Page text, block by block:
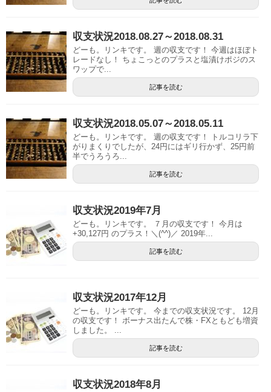
収支状況2018.08.27～2018.08.31
どーも。リンキです。 週の収支です！ 今週はほぼト
レードなし！ ちょこっとのプラスと塩漬けポジのス
ワップで...
記事を読む
収支状況2018.05.07～2018.05.11
どーも。リンキです。 週の収支です！ トルコリラ下
がりまくりでしたが、24円にはギリ行かず、25円前
半でうろうろ...
記事を読む
収支状況2019年7月
どーも。リンキです。 ７月の収支です！ 今月は
+30,127円 のプラス！＼(^^)／ 2019年...
記事を読む
収支状況2017年12月
どーも。リンキです。 今までの収支状況です。 12月
の収支です！ ボーナス出たんで株・FXともども増資
しました。 ...
記事を読む
収支状況2018年8月